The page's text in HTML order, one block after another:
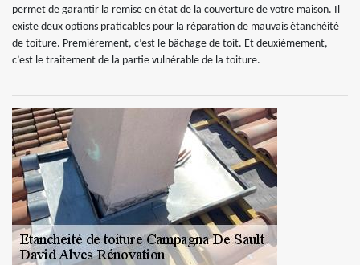
permet de garantir la remise en état de la couverture de votre maison. Il
existe deux options praticables pour la réparation de mauvais étanchéité
de toiture. Premièrement, c’est le bâchage de toit. Et deuxièmement,
c’est le traitement de la partie vulnérable de la toiture.